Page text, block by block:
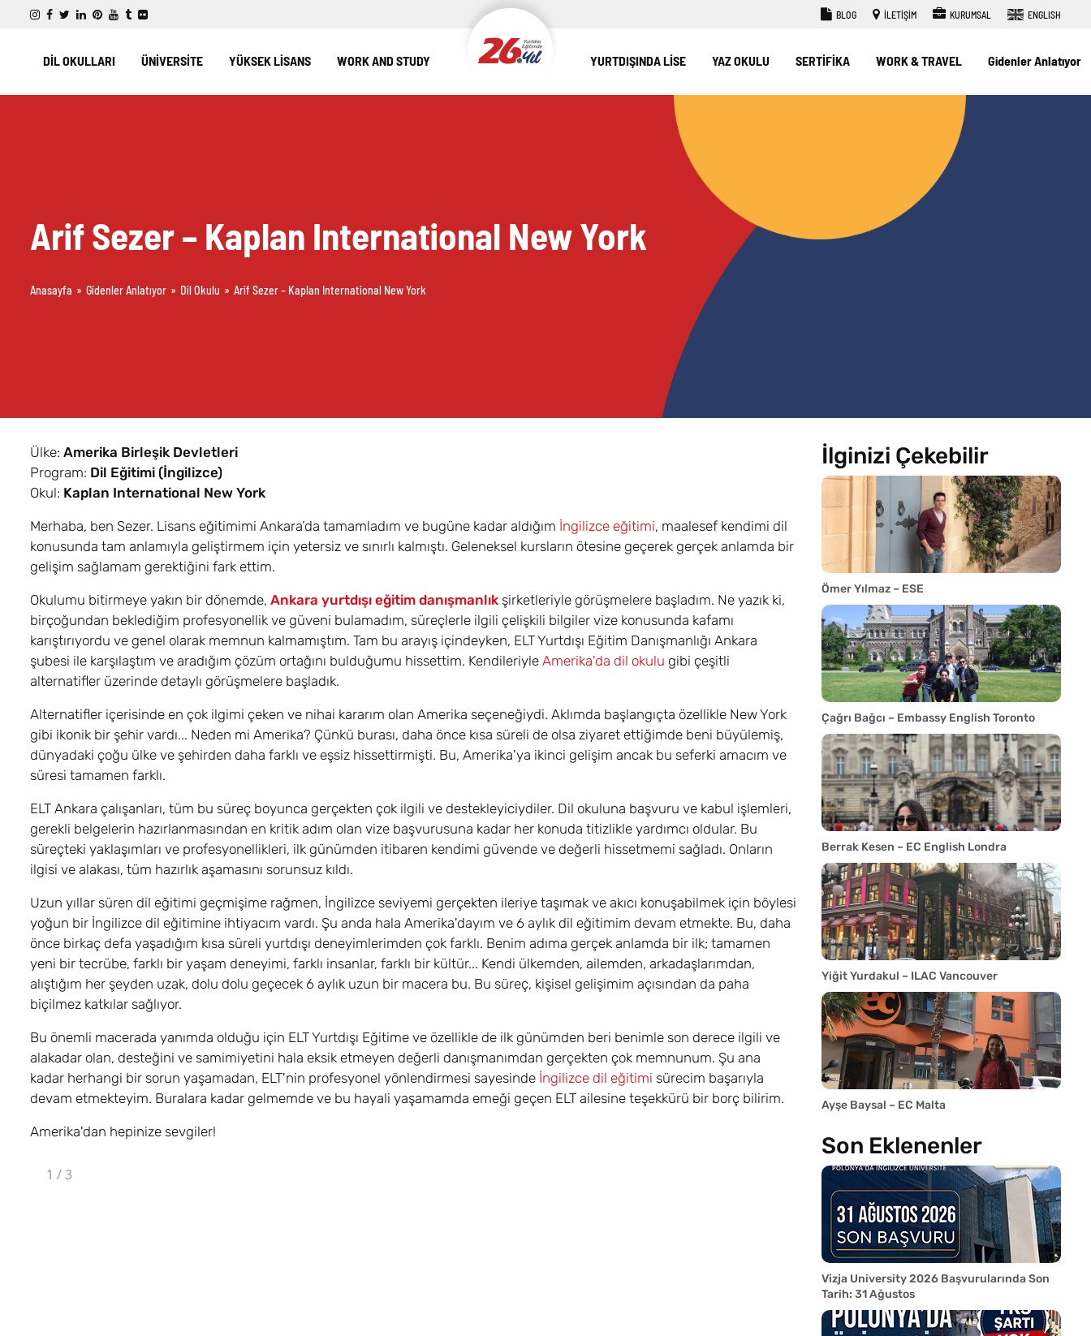
BLOG İLETİŞİM KURUMSAL ENGLISH
DİL OKULLARI ÜNİVERSİTE YÜKSEK LİSANS WORK AND STUDY YURTDIŞINDA LİSE YAZ OKULU SERTİFİKA WORK & TRAVEL Gidenler Anlatıyor
Arif Sezer – Kaplan International New York
Anasayfa » Gidenler Anlatıyor » Dil Okulu » Arif Sezer – Kaplan International New York
İlginizi Çekebilir
Ömer Yılmaz – ESE
Çağrı Bağcı – Embassy English Toronto
Berrak Kesen – EC English Londra
Yiğit Yurdakul – ILAC Vancouver
Ayşe Baysal – EC Malta
Son Eklenenler
Vizja University 2026 Başvurularında Son
Tarih: 31 Ağustos
Ülke: Amerika Birleşik Devletleri
Program: Dil Eğitimi (İngilizce)
Okul: Kaplan International New York
Merhaba, ben Sezer. Lisans eğitimimi Ankara’da tamamladım ve bugüne kadar aldığım İngilizce eğitimi, maalesef kendimi dil
konusunda tam anlamıyla geliştirmem için yetersiz ve sınırlı kalmıştı. Geleneksel kursların ötesine geçerek gerçek anlamda bir
gelişim sağlamam gerektiğini fark ettim.
Okulumu bitirmeye yakın bir dönemde, Ankara yurtdışı eğitim danışmanlık şirketleriyle görüşmelere başladım. Ne yazık ki,
birçoğundan beklediğim profesyonellik ve güveni bulamadım, süreçlerle ilgili çelişkili bilgiler vize konusunda kafamı
karıştırıyordu ve genel olarak memnun kalmamıştım. Tam bu arayış içindeyken, ELT Yurtdışı Eğitim Danışmanlığı Ankara
şubesi ile karşılaştım ve aradığım çözüm ortağını bulduğumu hissettim. Kendileriyle Amerika'da dil okulu gibi çeşitli
alternatifler üzerinde detaylı görüşmelere başladık.
Alternatifler içerisinde en çok ilgimi çeken ve nihai kararım olan Amerika seçeneğiydi. Aklımda başlangıçta özellikle New York
gibi ikonik bir şehir vardı... Neden mi Amerika? Çünkü burası, daha önce kısa süreli de olsa ziyaret ettiğimde beni büyülemiş,
dünyadaki çoğu ülke ve şehirden daha farklı ve eşsiz hissettirmişti. Bu, Amerika'ya ikinci gelişim ancak bu seferki amacım ve
süresi tamamen farklı.
ELT Ankara çalışanları, tüm bu süreç boyunca gerçekten çok ilgili ve destekleyiciydiler. Dil okuluna başvuru ve kabul işlemleri,
gerekli belgelerin hazırlanmasından en kritik adım olan vize başvurusuna kadar her konuda titizlikle yardımcı oldular. Bu
süreçteki yaklaşımları ve profesyonellikleri, ilk günümden itibaren kendimi güvende ve değerli hissetmemi sağladı. Onların
ilgisi ve alakası, tüm hazırlık aşamasını sorunsuz kıldı.
Uzun yıllar süren dil eğitimi geçmişime rağmen, İngilizce seviyemi gerçekten ileriye taşımak ve akıcı konuşabilmek için böylesi
yoğun bir İngilizce dil eğitimine ihtiyacım vardı. Şu anda hala Amerika'dayım ve 6 aylık dil eğitimim devam etmekte. Bu, daha
önce birkaç defa yaşadığım kısa süreli yurtdışı deneyimlerimden çok farklı. Benim adıma gerçek anlamda bir ilk; tamamen
yeni bir tecrübe, farklı bir yaşam deneyimi, farklı insanlar, farklı bir kültür... Kendi ülkemden, ailemden, arkadaşlarımdan,
alıştığım her şeyden uzak, dolu dolu geçecek 6 aylık uzun bir macera bu. Bu süreç, kişisel gelişimim açısından da paha
biçilmez katkılar sağlıyor.
Bu önemli macerada yanımda olduğu için ELT Yurtdışı Eğitime ve özellikle de ilk günümden beri benimle son derece ilgili ve
alakadar olan, desteğini ve samimiyetini hala eksik etmeyen değerli danışmanımdan gerçekten çok memnunum. Şu ana
kadar herhangi bir sorun yaşamadan, ELT'nin profesyonel yönlendirmesi sayesinde İngilizce dil eğitimi sürecim başarıyla
devam etmekteyim. Buralara kadar gelmemde ve bu hayali yaşamamda emeği geçen ELT ailesine teşekkürü bir borç bilirim.
Amerika'dan hepinize sevgiler!
1 /3